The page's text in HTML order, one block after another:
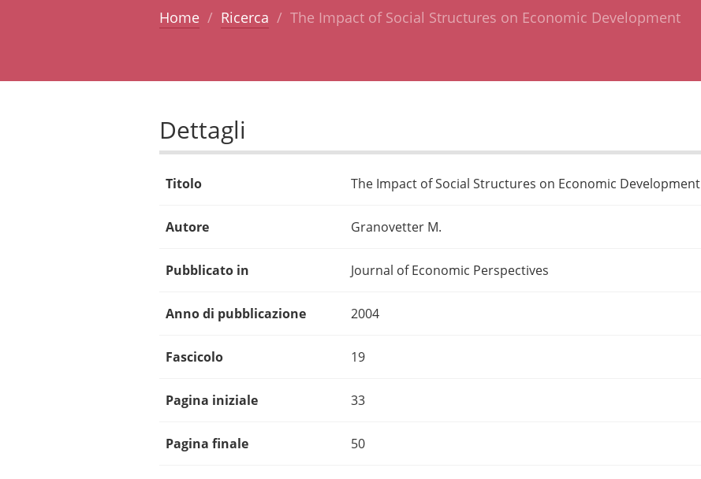
Home Ricerca The Impact of Social Structures on Economic Development
Dettagli
Titolo The Impact of Social Structures on Economic Development
Autore Granovetter M.
Pubblicato in Journal of Economic Perspectives
Anno di pubblicazione 2004
Fascicolo 19
Pagina iniziale 33
Pagina finale 50